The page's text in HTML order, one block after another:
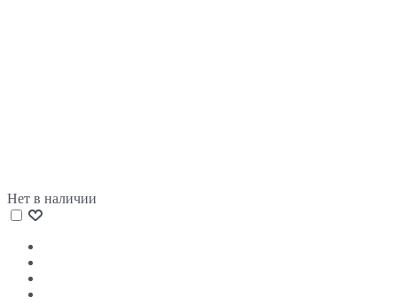
Нет в наличии